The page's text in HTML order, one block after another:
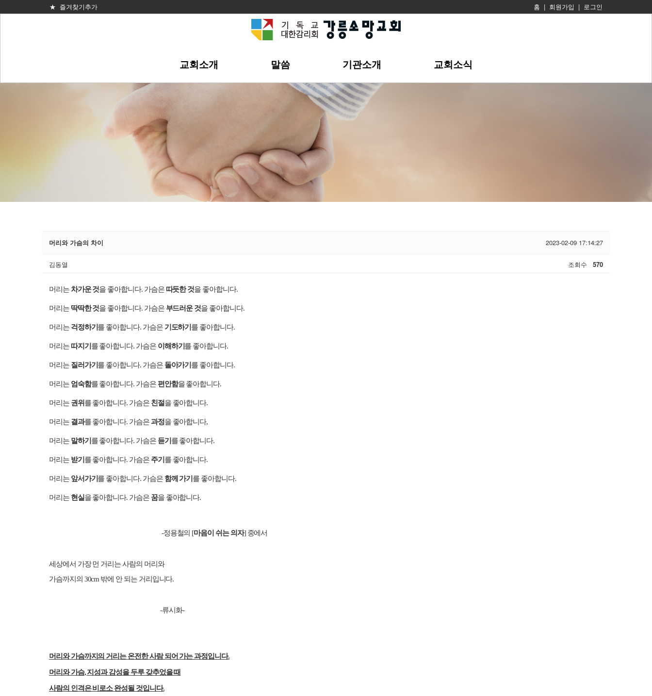
★ 즐겨찾기추가 홈 | 회원가입 | 로그인
교회소개 말씀 기관소개 교회소식
머리와 가슴의 차이 2023-02-09 17:14:27
김동열 조회수 570
머리는차가운 것을 좋아합니다. 가슴은따듯한 것을 좋아합니다.
머리는딱딱한 것을 좋아합니다. 가슴은부드러운 것을 좋아합니다.
머리는걱정하기를 좋아합니다. 가슴은기도하기를 좋아합니다.
머리는따지기를 좋아합니다. 가슴은이해하기를 좋아합니다.
머리는질러가기를 좋아합니다. 가슴은돌아가기를 좋아합니다.
머리는엄숙함를 좋아합니다. 가슴은편안함을 좋아합니다.
머리는권위를 좋아합니다. 가슴은친절을 좋아합니다.
머리는결과를 좋아합니다. 가슴은과정을 좋아합니다,
머리는말하기를 좋아합니다. 가슴은듣기를 좋아합니다.
머리는받기를 좋아합니다. 가슴은주기를 좋아합니다.
머리는앞서가기를 좋아합니다. 가슴은함께 가기를 좋아합니다.
머리는현실을 좋아합니다. 가슴은꿈을 좋아합니다.
-정용철의 [마음이 쉬는 의자] 중에서
세상에서 가장 먼 거리는 사람의 머리와
가슴까지의 30cm 밖에 안 되는 거리입니다.
-류시화-
머리와 가슴까지의 거리는 온전한 사람 되어 가는 과정입니다.
머리와 가슴,지성과 감성을 두루 갖추었을 때
사람의 인격은 비로소 완성될 것입니다.